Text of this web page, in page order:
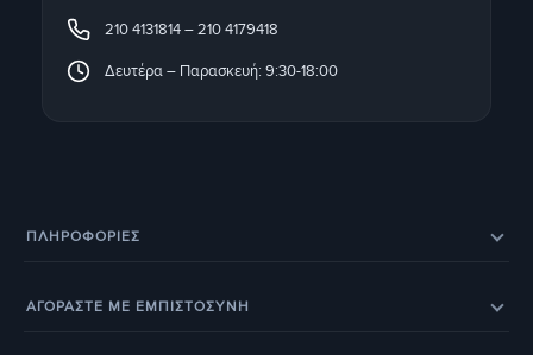
210 4131814–210 4179418
Δευτέρα – Παρασκευή: 9:30-18:00
ΠΛΗΡΟΦΟΡΊΕΣ
ΑΓΟΡΑΣΤΕ ΜΕ ΕΜΠΙΣΤΟΣΥΝΗ